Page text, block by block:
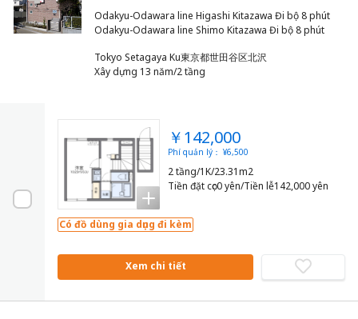
Odakyu-Odawara line Higashi Kitazawa Đi bộ 8 phút
Tokyo Setagaya Ku東京都世田谷区北沢
Xây dựng 13 năm/2 tầng
￥142,000
Phí quản lý： ¥6,500
2 tầng/1K/23.31m2
Tiền đặt cọc0 yên/Tiền lễ142,000 yên
Có đồ dùng gia dụng đi kèm
Xem chi tiết